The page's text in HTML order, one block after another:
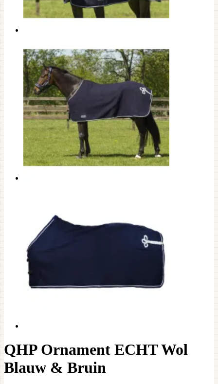
QHP Ornament ECHT Wol
Blauw & Bruin